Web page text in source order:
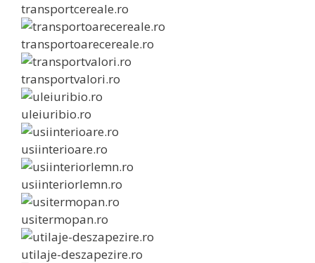
transportcereale.ro
transportoarecereale.ro
transportvalori.ro
uleiuribio.ro
usiinterioare.ro
usiinteriorlemn.ro
usitermopan.ro
utilaje-deszapezire.ro